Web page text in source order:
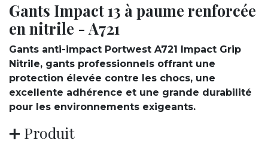
Gants Impact 13 à paume renforcée
en nitrile - A721
Gants anti-impact Portwest A721 Impact Grip
Nitrile, gants professionnels offrant une
protection élevée contre les chocs, une
excellente adhérence et une grande durabilité
pour les environnements exigeants.
➕ Produit